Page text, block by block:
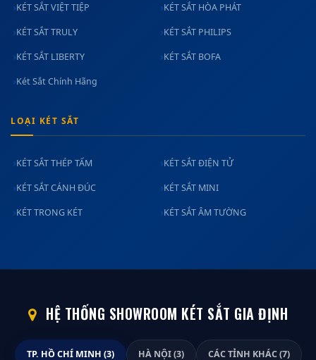
KÉT SẮT VIỆT TIỆP KÉT SẮT HÒA PHÁT
KÉT SẮT TRULY KÉT SẮT PHILIPS
KÉT SẮT LIBERTY KÉT SẮT BOFA
Két Sắt Chính Hãng
LOẠI KÉT SẮT
KÉT SẮT THÉP TẤM KÉT SẮT ĐIỆN TỬ
KÉT SẮT CÁNH ĐÚC KÉT SẮT MINI
KÉT TRONG KÉT KÉT SẮT ÂM TƯỜNG
HỆ THỐNG SHOWROOM KÉT SẮT GIA ĐỊNH
TP. HỒ CHÍ MINH (3) HÀ NỘI (3) CÁC TỈNH KHÁC (7)